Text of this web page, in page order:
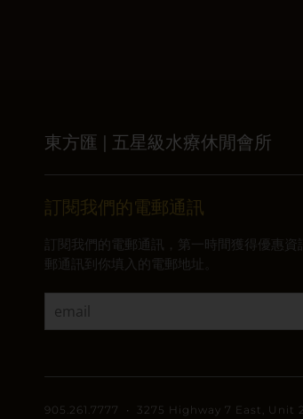
東方匯 | 五星級水療休閒會所
訂閱我們的電郵通訊
訂閱我們的電郵通訊，第一時間獲得優惠資
郵通訊到你填入的電郵地址。
905.261.7777 • 3275 Highway 7 East, Unit